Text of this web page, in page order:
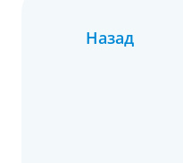
Назад